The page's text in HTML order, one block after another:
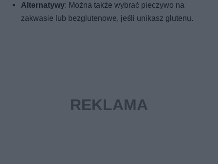
Alternatywy: Można także wybrać pieczywo na
zakwasie lub bezglutenowe, jeśli unikasz glutenu.